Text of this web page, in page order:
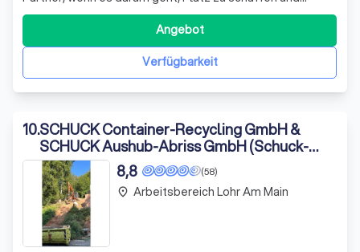
Ordnung zu bringen. Mit einem engagierten Team stehen
wir bereit, um Ihnen bei der Entrümpelung und
Haushaltsauflösung zur Seite zu stehen. Wir verstehen,
dass jede Situation einzigartig ist, und
Verfügbarkeit
Angebot
10.SCHUCK Container-Recycling GmbH &
SCHUCK Aushub-Abriss GmbH (Schuck-
Gruppe)
(58)
8,8
place Arbeitsbereich Lohr Am Main